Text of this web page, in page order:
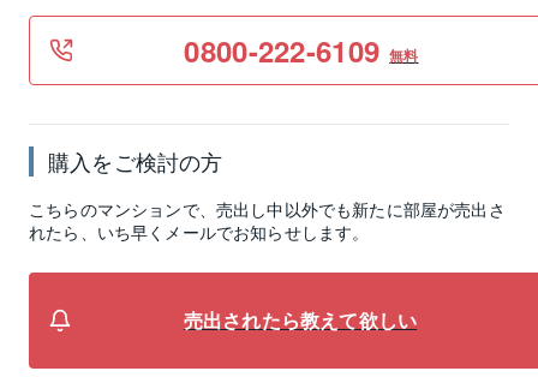
0800-222-6109 無料
購入をご検討の方
こちらのマンションで、売出し中以外でも新たに部屋が売出さ
れたら、いち早くメールでお知らせします。
売出されたら教えて欲しい